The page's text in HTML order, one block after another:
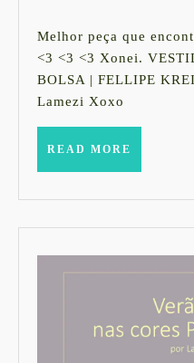
de
Melhor peça que
<3 <3 <3 Xonei.
BOLSA | FELLIPE
Lamezi Xoxo
READ MORE